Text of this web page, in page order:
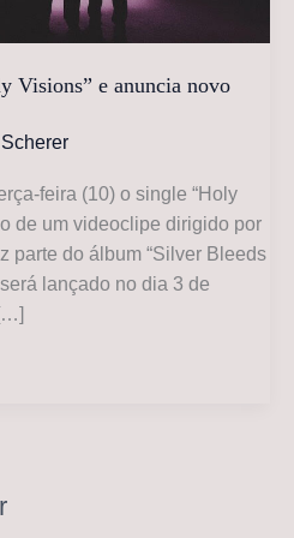
Visions” e anuncia novo
feira (10) o single “Holy
de um videoclipe dirigido por
parte do álbum “Silver Bleeds
lançado no dia 3 de